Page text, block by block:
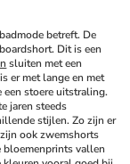
betreft. De
Dit is een
sluiten met een
er met lange en met
een stoere uitstraling.
jaren steeds
stijlen. Zo zijn er
ook zwemshorts
bloemenprints vallen